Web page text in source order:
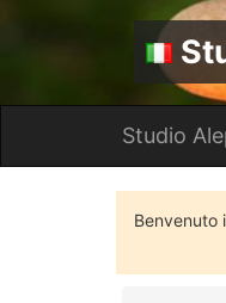
Studio
Benvenuto